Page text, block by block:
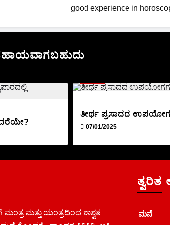
good experience in
ತೀರ್ಥ ಪ್ರಸಾದದ
07/01/2025
ಮತ್ತು ಯಂತ್ರದಿಂದ ಶಾಶ್ವತ
ತ್ವರಿತ
ಮನೆ